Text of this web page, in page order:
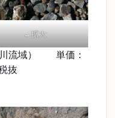
←拡大
川流域） 単価：
抜